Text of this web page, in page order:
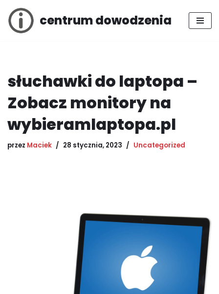
Przejdź
centrum dowodzenia
słuchawki do laptopa –
Zobacz monitory na
wybieramlaptopa.pl
przez Maciek 28 stycznia, 2023 Uncategorized